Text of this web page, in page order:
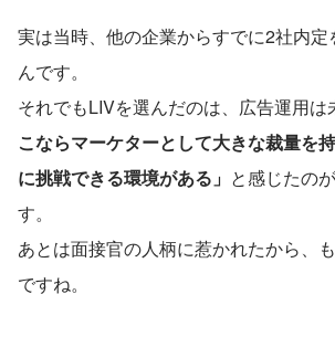
実は当時、他の企業からすでに2社内定
んです。
それでもLIVを選んだのは、広告運用は
こならマーケターとして大きな裁量を
に挑戦できる環境がある」 と感じたの
す。
あとは面接官の人柄に惹かれたから、
ですね。